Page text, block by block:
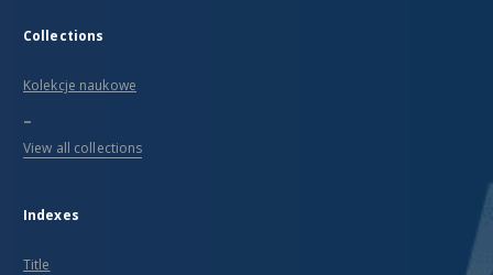
Collections
Kolekcje naukowe
...
View all collections
Indexes
Title